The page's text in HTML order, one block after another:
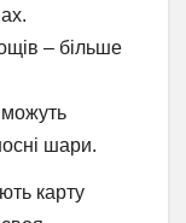
– більше
шари.
карту